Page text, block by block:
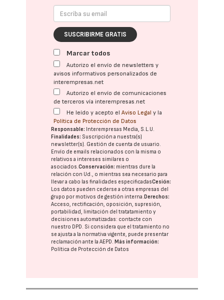
SUSCRIBIRME GRATIS
Marcar todos
Autorizo el envío de newsletters y
avisos informativos personalizados de
interempresas.net
Autorizo el envío de comunicaciones
de terceros vía interempresas.net
He leído y acepto elAviso Legal y la
Política de Protección de Datos
Responsable: Interempresas Media, S.L.U.
Finalidades: Suscripción a nuestra(s)
newsletter(s). Gestión de cuenta de usuario.
Envío de emails relacionados con la misma o
relativos a intereses similares o
asociados.Conservación: mientras dure la
relación con Ud., o mientras sea necesario para
llevar a cabo las finalidades especificadasCesión:
Los datos pueden cederse a otras empresas del
grupo por motivos de gestión interna. Derechos:
Acceso, rectificación, oposición, supresión,
portabilidad, limitación del tratatamiento y
decisiones automatizadas: contacte con
nuestro DPD. Si considera que el tratamiento no
se ajusta a la normativa vigente, puede presentar
reclamación ante laAEPD. Más información:
Política de Protección de Datos